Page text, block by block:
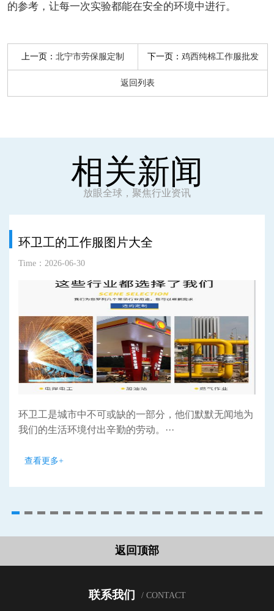
的参考，让每一次实验都能在安全的环境中进行。
上一页：北宁市劳保服定制 下一页： 鸡西纯棉工作服批发
返回列表
相关新闻
放眼全球，聚焦行业资讯
环卫工的工作服图片大全
Time：2026-06-30
环卫工是城市中不可或缺的一部分，他们默默无闻地为
我们的生活环境付出辛勤的劳动。···
查看更多+
返回顶部
联系我们 / CONTACT